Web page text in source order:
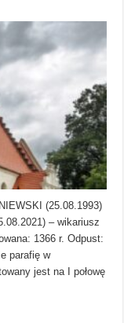
(25.08.1993)
– wikariusz
1366 r. Odpust:
parafię w
jest na I połowę